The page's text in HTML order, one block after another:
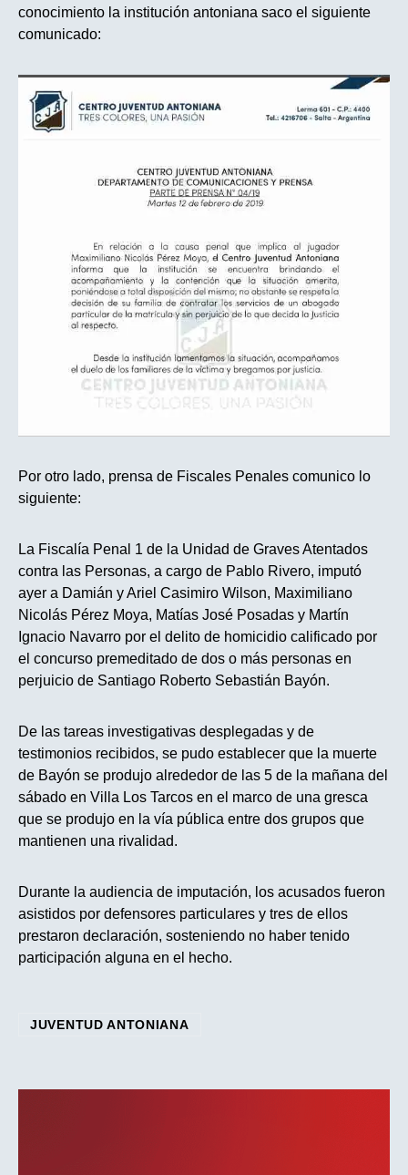
conocimiento la institución antoniana saco el siguiente
comunicado:
Por otro lado, prensa de Fiscales Penales comunico lo
siguiente:
La Fiscalía Penal 1 de la Unidad de Graves Atentados
contra las Personas, a cargo de Pablo Rivero, imputó
ayer a Damián y Ariel Casimiro Wilson, Maximiliano
Nicolás Pérez Moya, Matías José Posadas y Martín
Ignacio Navarro por el delito de homicidio calificado por
el concurso premeditado de dos o más personas en
perjuicio de Santiago Roberto Sebastián Bayón.
De las tareas investigativas desplegadas y de
testimonios recibidos, se pudo establecer que la muerte
de Bayón se produjo alrededor de las 5 de la mañana del
sábado en Villa Los Tarcos en el marco de una gresca
que se produjo en la vía pública entre dos grupos que
mantienen una rivalidad.
Durante la audiencia de imputación, los acusados fueron
asistidos por defensores particulares y tres de ellos
prestaron declaración, sosteniendo no haber tenido
participación alguna en el hecho.
JUVENTUD ANTONIANA